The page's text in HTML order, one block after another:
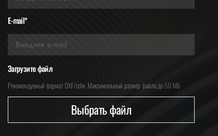
E-mail*
Загрузите файл
Рекомендуемый формат DXF/cdw. Максимальный размер файла до 50 МБ
Выбрать файл